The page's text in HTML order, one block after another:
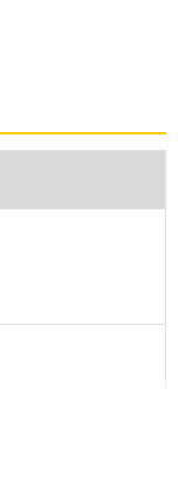
Nano-texture
以減少眩光，
對周圍光線要
的
備廣色域
螢幕峰值亮度。
玻璃版 Wi-
厚度僅有
同時導入 100%